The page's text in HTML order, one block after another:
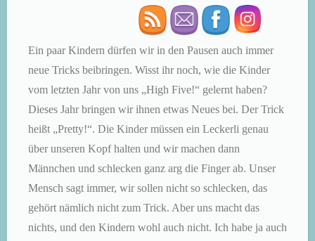
Ein paar Kindern dürfen wir in den Pausen auch immer
neue Tricks beibringen. Wisst ihr noch, wie die Kinder
vom letzten Jahr von uns „High Five!“ gelernt haben?
Dieses Jahr bringen wir ihnen etwas Neues bei. Der Trick
heißt „Pretty!“. Die Kinder müssen ein Leckerli genau
über unseren Kopf halten und wir machen dann
Männchen und schlecken ganz arg die Finger ab. Unser
Mensch sagt immer, wir sollen nicht so schlecken, das
gehört nämlich nicht zum Trick. Aber uns macht das
nichts, und den Kindern wohl auch nicht. Ich habe ja auch